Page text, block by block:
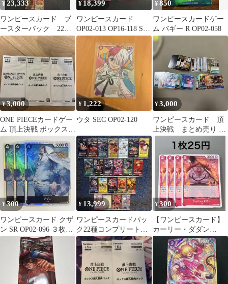
¥23,333
ワンピースカード ブ
ースターパック 22種
コンプリート品 まと
め売り
¥18,399
ワンピースカード
OP02-013 OP16-118 SP
パラレル エース
¥850
ワンピースカードゲー
ム バギー R OP02-058
¥3,000
ONE PIECEカードゲー
ム 頂上決戦 ボックス購
入特典パック 3パック
¥ 1,222
ウタ SEC OP02-120
¥3,000
ワンピースカード 頂
上決戦 まとめ売り 即
¥300
ワンピースカード クザ
ン SR OP02-096 ３枚セ
ット
¥ 13,999
ワンピースカードパッ
ク22種コンプリート品
まとめ売り
¥300
【ワンピースカード】
カーリー・ダダン
OP02-005 在庫8